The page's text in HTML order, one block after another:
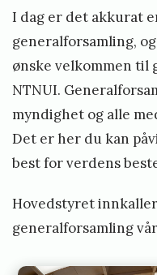
I dag er det akkurat
generalforsamling,
ønske velkommen til
NTNUI.
myndighet og alle
Det er her du kan
best for verdens
Hovedstyret
generalforsamling